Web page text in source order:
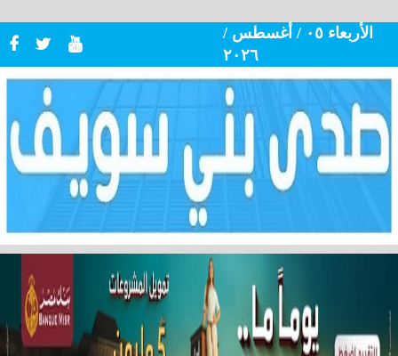
الأربعاء ٠٥ / أغسطس /
٢٠٢٦